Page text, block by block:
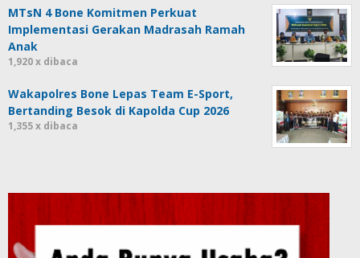
MTsN 4 Bone Komitmen Perkuat
Implementasi Gerakan Madrasah Ramah
Anak
1,920 x dibaca
Wakapolres Bone Lepas Team E-Sport,
Bertanding Besok di Kapolda Cup 2026
1,355 x dibaca